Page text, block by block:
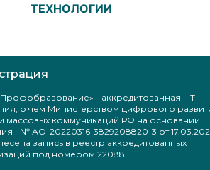
ТЕХНОЛОГИИ
- аккредитованная IT
о чем Министерством цифрового
массовых коммуникаций РФ на основании
№ АО-20220316-3829208820-3 от
запись в реестр аккредитованных
под номером 22088